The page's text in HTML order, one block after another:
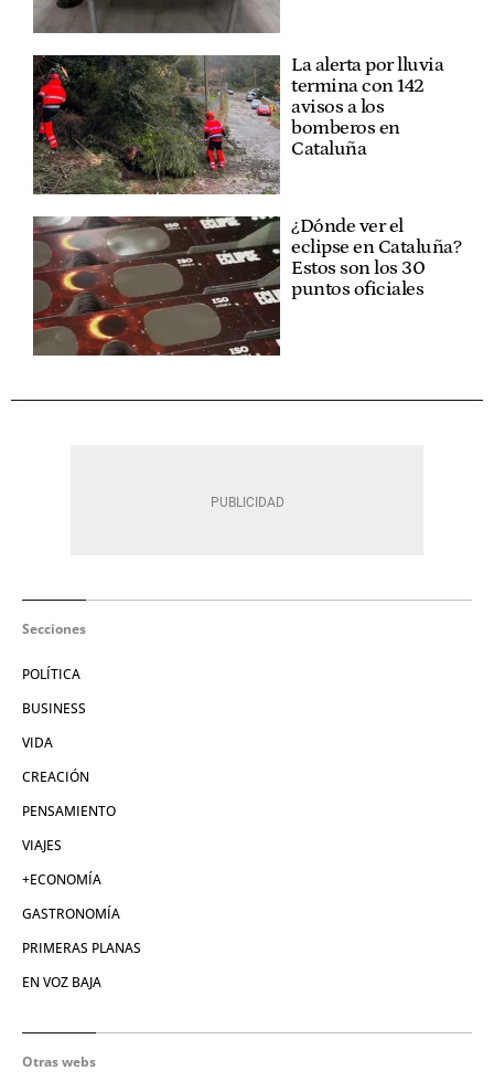
La alerta por lluvia
termina con 142
avisos a los
bomberos en
Cataluña
¿Dónde ver el
eclipse en Cataluña?
Estos son los 30
puntos oficiales
Secciones
POLÍTICA
BUSINESS
VIDA
CREACIÓN
PENSAMIENTO
VIAJES
+ECONOMÍA
GASTRONOMÍA
PRIMERAS PLANAS
EN VOZ BAJA
Otras webs